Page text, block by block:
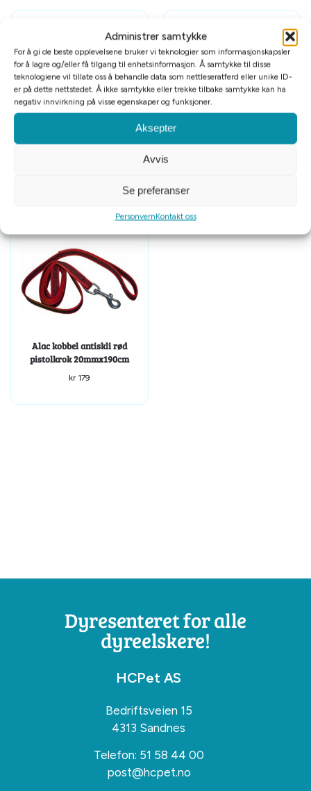
Administrer samtykke
For å gi de beste opplevelsene bruker vi teknologier som informasjonskapsler
for å lagre og/eller få tilgang til enhetsinformasjon. Å samtykke til disse
teknologiene vil tillate oss å behandle data som nettleseratferd eller unike ID-
er på dette nettstedet. Å ikke samtykke eller trekke tilbake samtykke kan ha
negativ innvirkning på visse egenskaper og funksjoner.
Aksepter
Avvis
Se preferanser
PersonvernKontakt oss
Tomt på lager
m/refleks 6mmx15m
Alac sporline antigli svart med
refleks 20mmx15m
Alac kobbel antiskli rød
pistolkrok 20mmx190cm
kr 179
Dyresenteret for alle
dyreelskere!
HCPet AS
Bedriftsveien 15
4313 Sandnes
Telefon: 51 58 44 00
post@hcpet.no